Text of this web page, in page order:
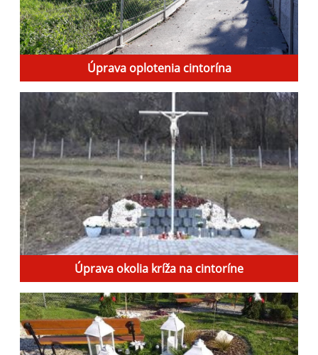
Úprava oplotenia cintorína
Úprava okolia kríža na cintoríne